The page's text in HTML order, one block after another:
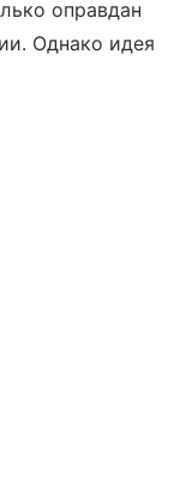
оправдан
Однако идея